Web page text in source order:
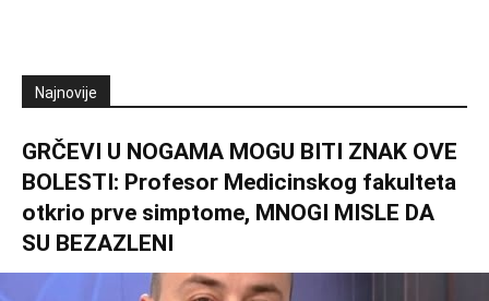
Najnovije
GRČEVI U NOGAMA MOGU BITI ZNAK OVE
BOLESTI: Profesor Medicinskog fakulteta
otkrio prve simptome, MNOGI MISLE DA
SU BEZAZLENI